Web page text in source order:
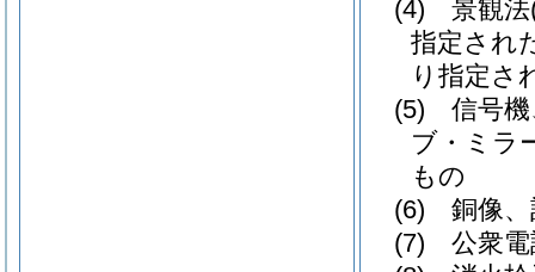
(4)
景観法
指定され
り指定さ
(5)
信号
ブ・ミラ
もの
(6)
銅像
(7)
公衆